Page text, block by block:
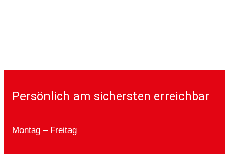
Persönlich am sichersten erreichbar
Montag – Freitag